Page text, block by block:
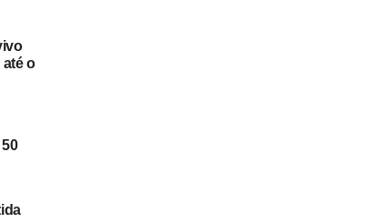
diante da Macaca, o Bugre consegue a vaga e
do Paulistão.
a Ponte, sim. Mas temos que fazer a nossa parte
até o fim e dar o máximo para vencer o clássico
é difícil, mas vamos seguir lutando”, concluiu
até o